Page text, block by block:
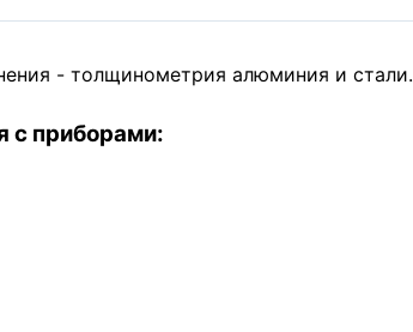
- толщинометрия алюминия и стали.
с приборами: